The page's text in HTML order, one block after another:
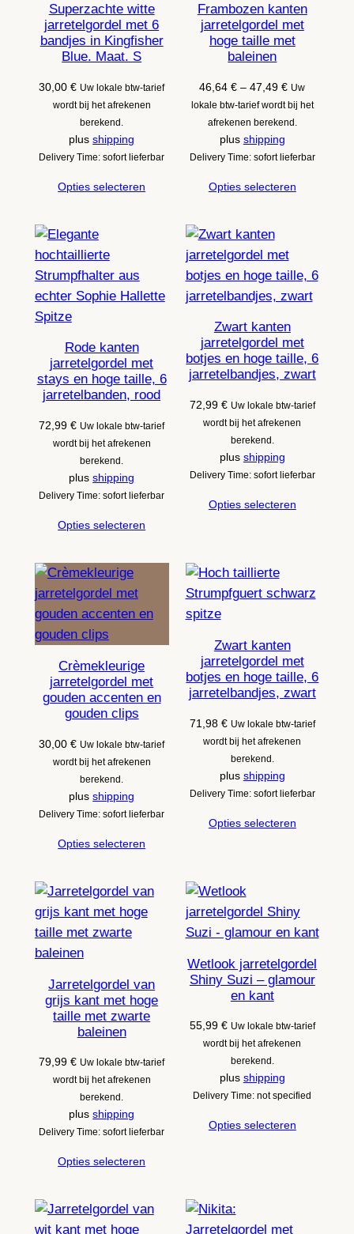
Superzachte witte
jarretelgordel met 6
bandjes in Kingfisher
Blue. Maat. S
30,00€ Uw lokale btw-tarief
wordt bij het afrekenen
berekend.
plusshipping
Delivery Time: sofort lieferbar
Opties selecteren
Frambozen kanten
jarretelgordel met
hoge taille met
baleinen
46,64€ – 47,49€Prijsklasse:
46,64 €
tot
Uw
lokale btw-tarief wordt bij het
afrekenen berekend.
plus shipping
Delivery Time: sofort lieferbar
Opties selecteren
Rode kanten
jarretelgordel met
stays en hoge taille, 6
jarretelbanden, rood
72,99€ Uw lokale btw-tarief
wordt bij het afrekenen
berekend.
plusshipping
Delivery Time: sofort lieferbar
Opties selecteren
Zwart kanten
jarretelgordel met
botjes en hoge taille, 6
jarretelbandjes, zwart
72,99 € Uw lokale btw-tarief
wordt bij het afrekenen
berekend.
plus shipping
Delivery Time: sofort lieferbar
Opties selecteren
Crèmekleurige
jarretelgordel met
gouden accenten en
gouden clips
30,00€ Uw lokale btw-tarief
wordt bij het afrekenen
berekend.
plusshipping
Delivery Time: sofort lieferbar
Opties selecteren
Zwart kanten
jarretelgordel met
botjes en hoge taille, 6
jarretelbandjes, zwart
71,98 € Uw lokale btw-tarief
wordt bij het afrekenen
berekend.
plus shipping
Delivery Time: sofort lieferbar
Opties selecteren
Jarretelgordel van
grijs kant met hoge
taille met zwarte
baleinen
79,99€ Uw lokale btw-tarief
wordt bij het afrekenen
berekend.
plusshipping
Delivery Time: sofort lieferbar
Opties selecteren
Wetlook jarretelgordel
Shiny Suzi – glamour
en kant
55,99 € Uw lokale btw-tarief
wordt bij het afrekenen
berekend.
plus shipping
Delivery Time: not specified
Opties selecteren